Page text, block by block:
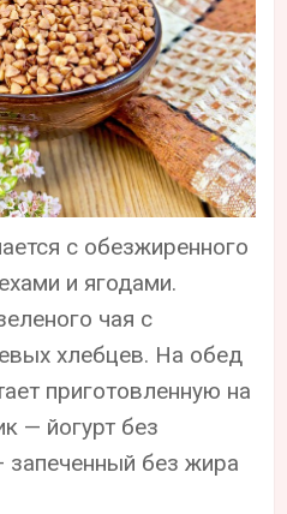
с обезжиренного
и ягодами.
чая с
хлебцев. На обед
приготовленную на
— йогурт без
без жира